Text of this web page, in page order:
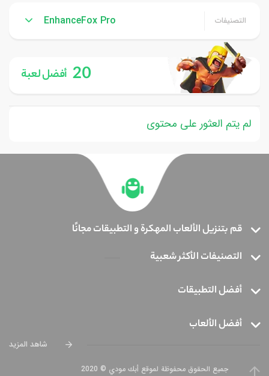
التصنيفات EnhanceFox Pro
20 أفضل لعبة
لم يتم العثور على محتوى
قم بتنزيل الألعاب المهكرة و التطبيقات مجانًا
التصنيفات الأكثر شعبية
أفضل التطبيقات
أفضل الألعاب
شاهد المزيد
جميع الحقوق محفوظة لموقع أبك مودي © 2020